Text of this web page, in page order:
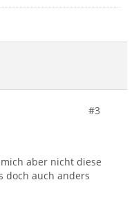
#3
aber nicht diese
doch auch anders